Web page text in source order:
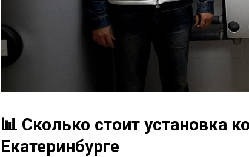
📊 Сколько стоит установка
Екатеринбурге